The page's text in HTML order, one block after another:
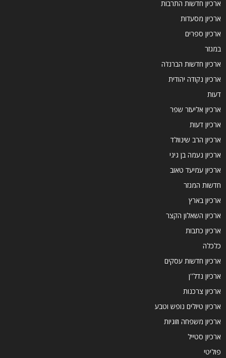
ארכיון חדשות התרבות
ארכיון מסעדות
ארכיון ספרים
במגזר
ארכיון חדשות הברנז'ה
ארכיון נקודה יהודית
דעות
ארכיון אליעזר שפר
ארכיון דעות
ארכיון הרב שינוולד
ארכיון נעמה בן גיגי
ארכיון עמיעד טאוב
חדשות המגזר
ארכיון בארץ
ארכיון השאלון הקצר
ארכיון כתבות
כלכלה
ארכיון חדשות עסקים
ארכיון נדל''ן
ארכיון צרכנות
ארכיון טיולים נופש וטבע
ארכיון משפחה וזוגיות
ארכיון סטייל
פוליטי